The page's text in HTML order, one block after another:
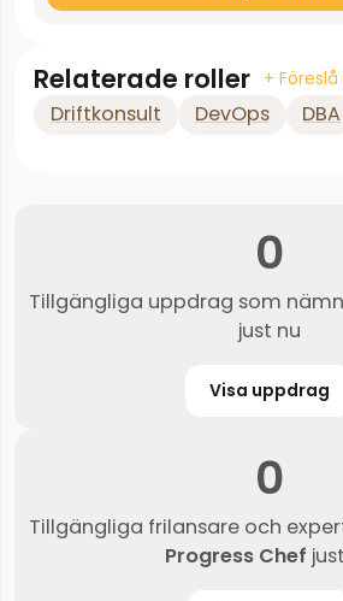
Relaterade roller +
Driftkonsult DevOps DBA
0
Tillgängliga uppdrag som
just nu
Visa uppdrag
0
Tillgängliga frilansare och
Progress Chef